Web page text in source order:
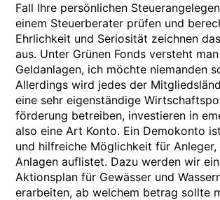
Fall Ihre persönlichen
einem Steuerberater prüfen und
Ehrlichkeit und Seriosität zeichnen
aus. Unter Grünen Fonds versteht
Geldanlagen, ich möchte niemanden
Allerdings wird jedes der
eine sehr eigenständige
förderung betreiben, investieren in
also eine Art Konto. Ein Demokonto
und hilfreiche Möglichkeit für Anleger,
Anlagen auflistet. Dazu werden wir
Aktionsplan für Gewässer und
erarbeiten, ab welchem betrag sollte